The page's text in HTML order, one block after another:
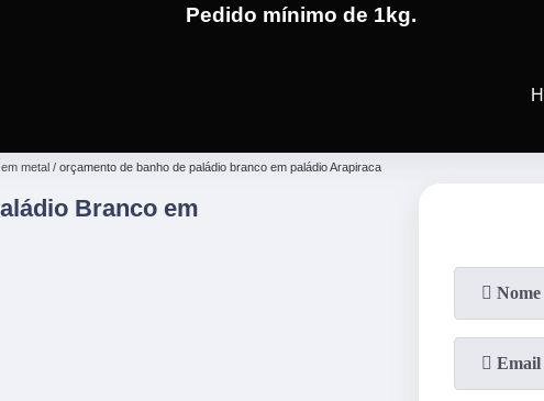
Pedido mínimo de 1kg.
(19)3701-4682
metal orçamento de banho de paládio branco em paládio Arapiraca
Branco em